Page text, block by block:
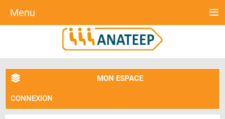
MON ESPACE
CONNEXION
Menu ≡